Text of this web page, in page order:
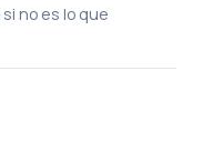
no es lo que